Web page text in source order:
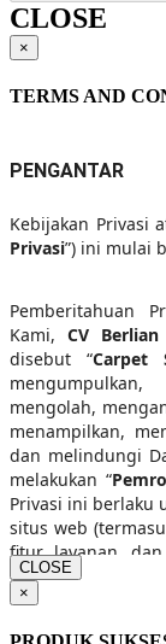
CLOSE
×
TERMS AND
PENGANTAR
Kebijakan Privasi
Privasi”) ini mulai
Pemberitahuan
Kami, CV
disebut “Carpet
mengumpulkan,
mengolah,
menampilkan,
dan melindungi
melakukan “
Privasi ini berlaku
situs web
fitur, layanan,
kecuali diatur
Pemberitahuan
CLOSE
×